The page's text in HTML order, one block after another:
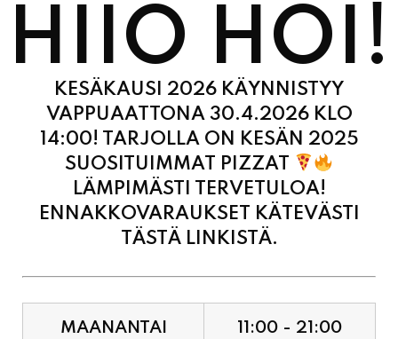
HIIO HOI!
KESÄKAUSI 2026 KÄYNNISTYY
VAPPUAATTONA 30.4.2026 KLO
14:00! TARJOLLA ON KESÄN 2025
SUOSITUIMMAT PIZZAT
LÄMPIMÄSTI TERVETULOA!
ENNAKKOVARAUKSET KÄTEVÄSTI
TÄSTÄ LINKISTÄ.
MAANANTAI 11:00 - 21:00